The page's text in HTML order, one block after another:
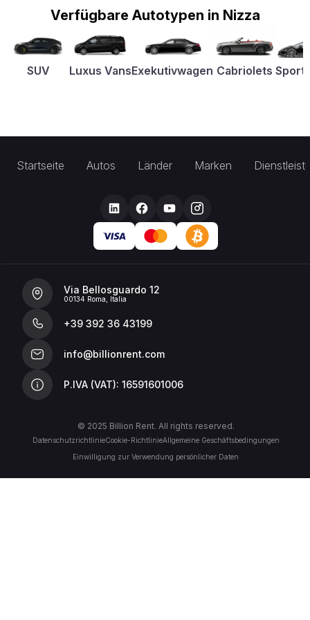
Verfügbare Autotypen in Nizza
SUV Luxus VansExekutivwagen Cabriolets
Startseite Autos Länder Marken
Via Bellosguardo 12
00134 Roma, Italia
+39 392 36 43199
info@billionrent.com
P.IVA (VAT): 16591601006
© 2025 Billion Rent. All rights reserved.
DatenschutzrichtlinieCookie-RichtlinieAllgemeine Geschäftsbedingungen
Einwilligung zur Verwendung persönlicher Daten